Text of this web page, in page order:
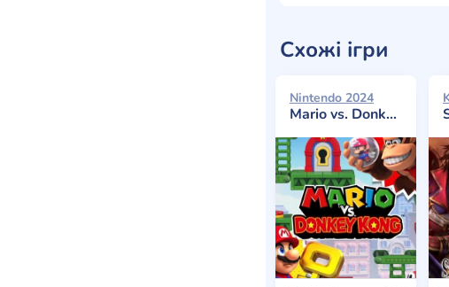
Схожі ігри
Nintendo 2024
Mario vs. Donkey Kong